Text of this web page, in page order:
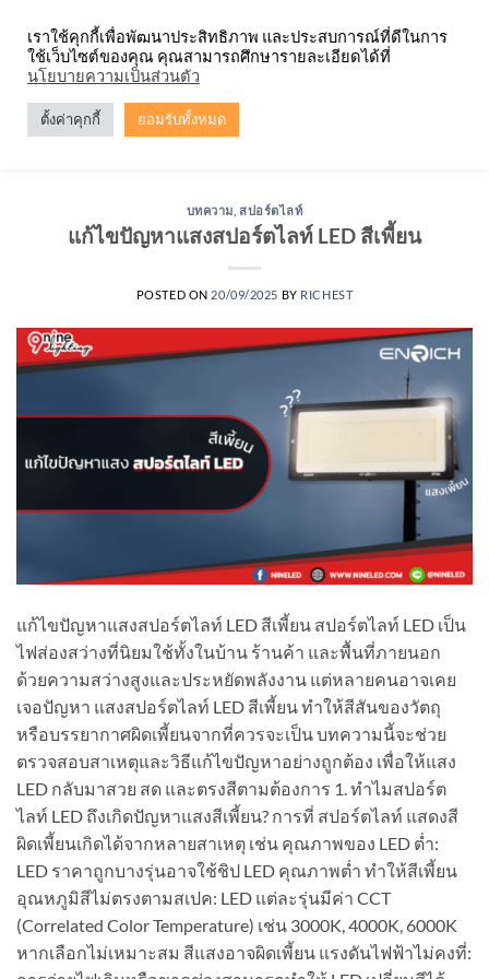
content
บทความ สปอร์ตไลท์
แก้ไขปัญหาแสงสปอร์ตไลท์ LED สีเพี้ยน
POSTED ON 20/09/2025 BY RICHEST
แก้ไขปัญหาแสงสปอร์ตไลท์ LED สีเพี้ยน สปอร์ตไลท์ LED เป็น
ไฟส่องสว่างที่นิยมใช้ทั้งในบ้าน ร้านค้า และพื้นที่ภายนอก
ด้วยความสว่างสูงและประหยัดพลังงาน แต่หลายคนอาจเคย
เจอปัญหา แสงสปอร์ตไลท์ LED สีเพี้ยน ทำให้สีสันของวัตถุ
หรือบรรยากาศผิดเพี้ยนจากที่ควรจะเป็น บทความนี้จะช่วย
ตรวจสอบสาเหตุและวิธีแก้ไขปัญหาอย่างถูกต้อง เพื่อให้แสง
LED กลับมาสวย สด และตรงสีตามต้องการ 1. ทำไมสปอร์ต
ไลท์ LED ถึงเกิดปัญหาแสงสีเพี้ยน? การที่ สปอร์ตไลท์ แสดงสี
ผิดเพี้ยนเกิดได้จากหลายสาเหตุ เช่น คุณภาพของ LED ต่ำ:
LED ราคาถูกบางรุ่นอาจใช้ชิป LED คุณภาพต่ำ ทำให้สีเพี้ยน
อุณหภูมิสีไม่ตรงตามสเปค: LED แต่ละรุ่นมีค่า CCT
(Correlated Color Temperature) เช่น 3000K, 4000K, 6000K
หากเลือกไม่เหมาะสม สีแสงอาจผิดเพี้ยน แรงดันไฟฟ้าไม่คงที่:
เราใช้คุกกี้เพื่อพัฒนาประสิทธิภาพ และประสบการณ์ที่ดีในการ
ใช้เว็บไซต์ของคุณ คุณสามารถศึกษารายละเอียดได้ที่
นโยบายความเป็นส่วนตัว
ตั้งค่าคุกกี้ ยอมรับทั้งหมด